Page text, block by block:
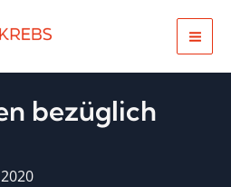
bezüglich